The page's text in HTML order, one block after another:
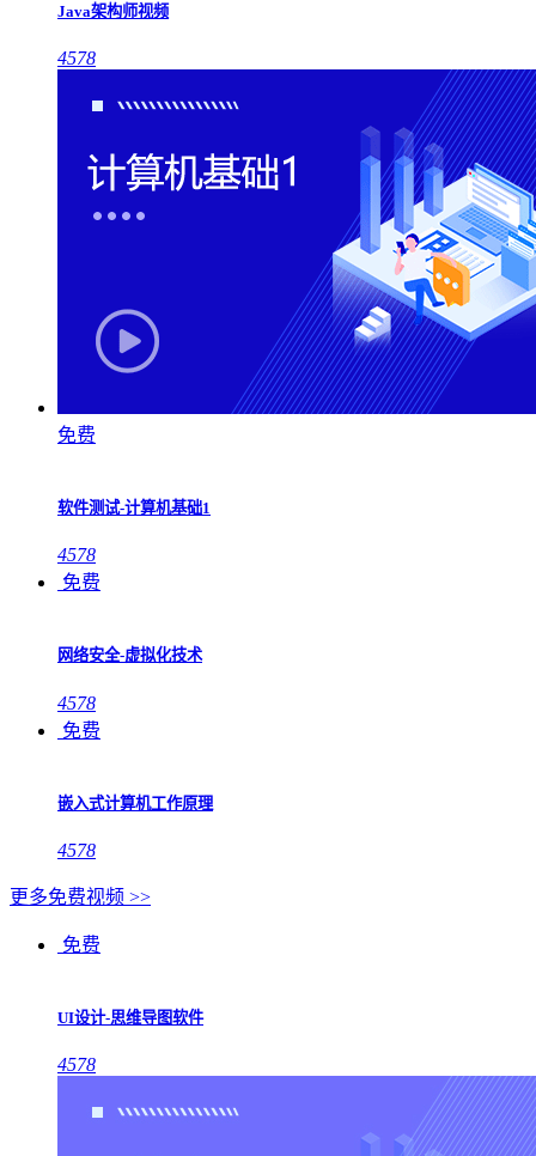
Java架构师视频
4578
免费
软件测试-计算机基础1
4578
免费
网络安全-虚拟化技术
4578
免费
嵌入式计算机工作原理
4578
更多免费视频 >>
免费
UI设计-思维导图软件
4578